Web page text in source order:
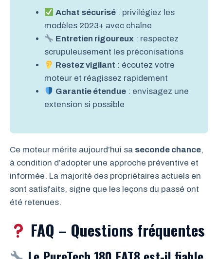
Achat sécurisé : privilégiez les
modèles 2023+ avec chaîne
Entretien rigoureux : respectez
scrupuleusement les préconisations
Restez vigilant : écoutez votre
moteur et réagissez rapidement
Garantie étendue : envisagez une
extension si possible
Ce moteur mérite aujourd’hui sa seconde chance,
à condition d’adopter une approche préventive et
informée. La majorité des propriétaires actuels en
sont satisfaits, signe que les leçons du passé ont
été retenues.
FAQ – Questions fréquentes